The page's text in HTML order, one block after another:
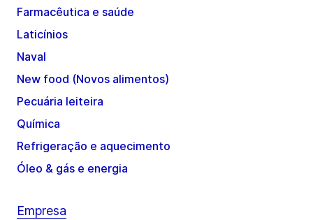
Farmacêutica e saúde
Laticínios
Naval
New food (Novos alimentos)
Pecuária leiteira
Química
Refrigeração e aquecimento
Óleo & gás e energia
Empresa